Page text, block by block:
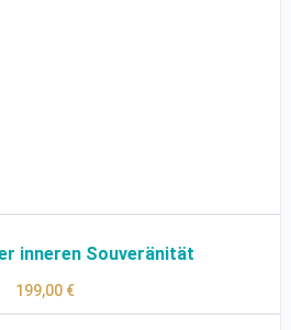
inneren Souveränität
199,00 €